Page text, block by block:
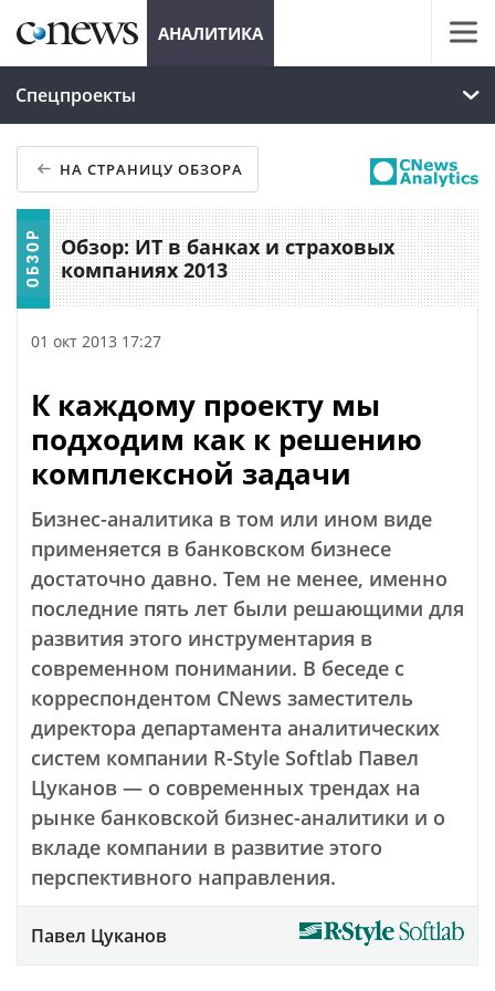
АНАЛИТИКА
Спецпроекты
НА СТРАНИЦУ ОБЗОРА
Обзор: ИТ в банках и страховых
компаниях 2013
01 окт 2013 17:27
К каждому проекту мы
подходим как к решению
комплексной задачи
Бизнес-аналитика в том или ином виде
применяется в банковском бизнесе
достаточно давно. Тем не менее, именно
последние пять лет были решающими для
развития этого инструментария в
современном понимании. В беседе с
корреспондентом CNews заместитель
директора департамента аналитических
систем компании R-Style Softlab Павел
Цуканов — о современных трендах на
рынке банковской бизнес-аналитики и о
вкладе компании в развитие этого
перспективного направления.
Павел Цуканов